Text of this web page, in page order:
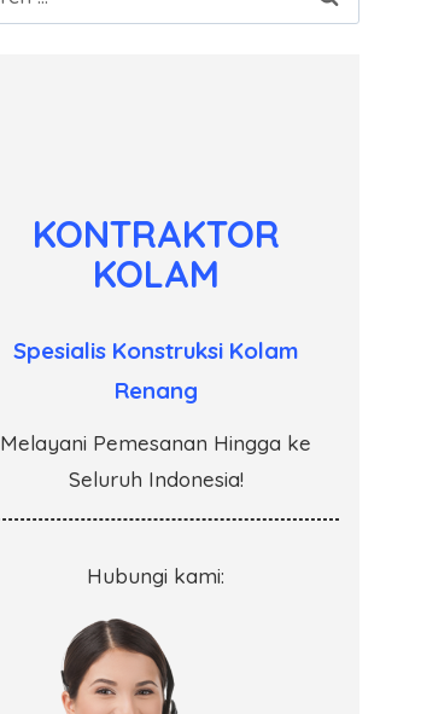
KONTRAKTOR
KOLAM
Spesialis Konstruksi Kolam
Renang
Melayani Pemesanan Hingga ke
Seluruh Indonesia!
Hubungi kami: